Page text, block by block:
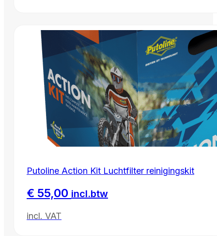
Putoline Action Kit Luchtfilter reinigingskit
€ 55,00 incl.btw
incl. VAT